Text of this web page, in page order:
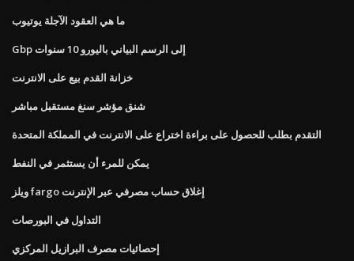
ما هي العقود الآجلة يوتيوب
Gbp إلى الرسم البياني باليورو 10 سنوات
خزانة القدم بيع على الانترنت
شنق مؤشر سنغ مستقبل مباشر
التقدم بطلب للحصول على براءة اختراع على الانترنت في المملكة المتحدة
يمكن للمرء أن يستثمر في النفط
ويلز fargo إغلاق حساب مصرفي عبر الإنترنت
التداول في البورصات
إحصائيات مصرف البرازيل المركزي